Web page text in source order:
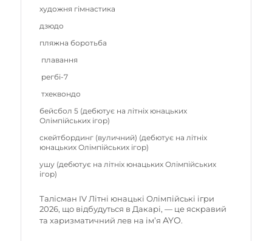
художня гімнастика
дзюдо
пляжна боротьба
плавання
регбі-7
тхеквондо
бейсбол 5 (дебютує на літніх юнацьких
Олімпійських ігор)
скейтбординг (вуличний) (дебютує на літніх
юнацьких Олімпійських ігор)
ушу (дебютує на літніх юнацьких Олімпійських
ігор)
Талісман IV Літні юнацькі Олімпійські ігри
2026, що відбудуться в Дакарі, — це яскравий
та харизматичний лев на ім’я AYO.